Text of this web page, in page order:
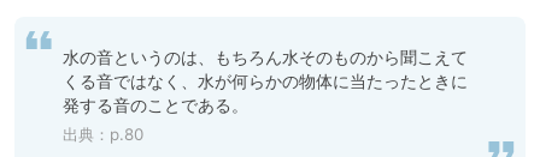
水の音というのは、もちろん水そのものから聞こえて
くる音ではなく、水が何らかの物体に当たったときに
発する音のことである。
出典：p.80